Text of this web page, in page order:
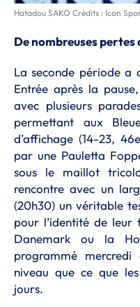
Hatadou SAKO Crédits : Icon
De nombreuses
La seconde période a
Entrée après la pause,
avec plusieurs
permettant aux
d’affichage (14-23,
par une Pauletta
sous le maillot
rencontre avec un
(20h30) un véritable
pour l’identité de
Danemark ou la
programmé
niveau que ce que
jours.